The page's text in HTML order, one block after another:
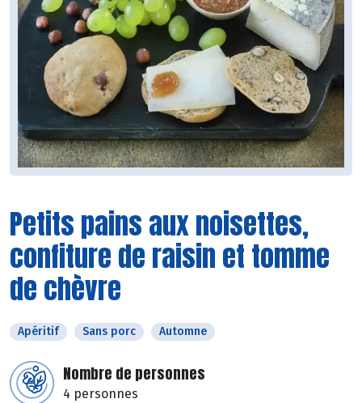
Petits pains aux noisettes,
confiture de raisin et tomme
de chèvre
Apéritif Sans porc Automne
Nombre de personnes
4 personnes